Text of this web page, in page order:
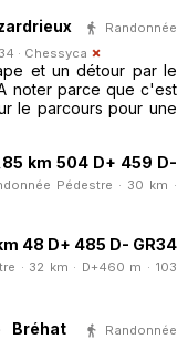
Randonnée
· Chessyca
et un détour par le
noter parce que c'est
le parcours pour une
km 504 D+ 459 D-
Pédestre · 30 km ·
48 D+ 485 D- GR34
· 32 km · D+460 m · 103
Bréhat
Randonnée